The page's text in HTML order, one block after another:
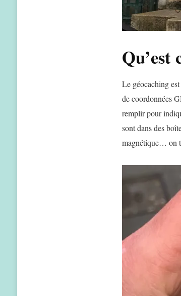
Qu’est
Le géocaching
de coordonnées
remplir pour
sont dans des
magnétique… on